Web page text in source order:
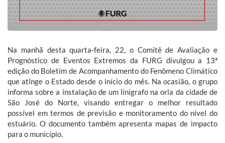
Na manhã desta quarta-feira, 22, o Comitê de Avaliação e
Prognóstico de Eventos Extremos da FURG divulgou a 13ª
edição do Boletim de Acompanhamento do Fenômeno Climático
que atinge o Estado desde o início do mês. Na ocasião, o grupo
informa sobre a instalação de um linígrafo na orla da cidade de
São José do Norte, visando entregar o melhor resultado
possível em termos de previsão e monitoramento do nível do
estuário. O documento também apresenta mapas de impacto
para o município.